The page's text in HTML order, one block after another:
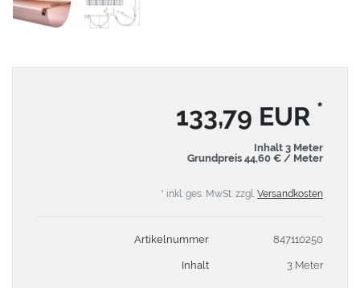
133,79 EUR *
Inhalt 3 Meter
Grundpreis 44,60 € / Meter
* inkl. ges. MwSt. zzgl. Versandkosten
Artikelnummer 847110250
Inhalt 3 Meter